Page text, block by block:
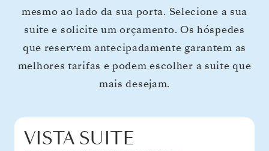
mesmo ao lado da sua porta. Selecione a sua
suite e solicite um orçamento. Os hóspedes
que reservem antecipadamente garantem as
melhores tarifas e podem escolher a suite que
mais desejam.
VISTA SUITE